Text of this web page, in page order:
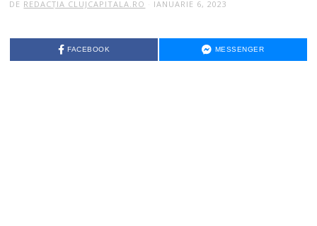
DE REDACȚIA CLUJCAPITALA.RO IANUARIE 6, 2023
FACEBOOK MESSENGER